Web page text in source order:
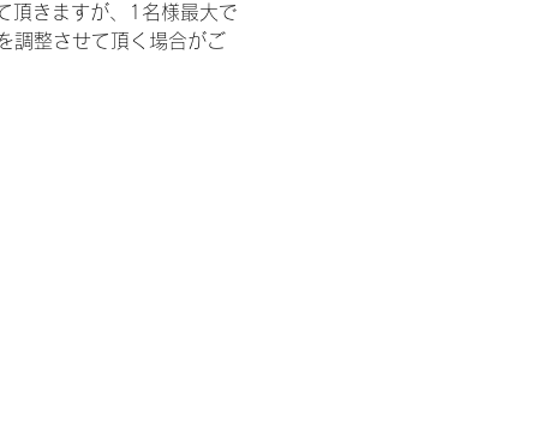
頂きますが、1名様最大で
調整させて頂く場合がご